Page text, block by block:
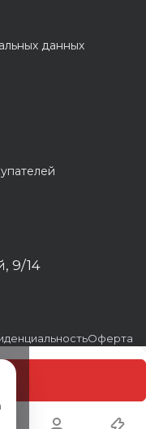
данных
9/14
Оферта